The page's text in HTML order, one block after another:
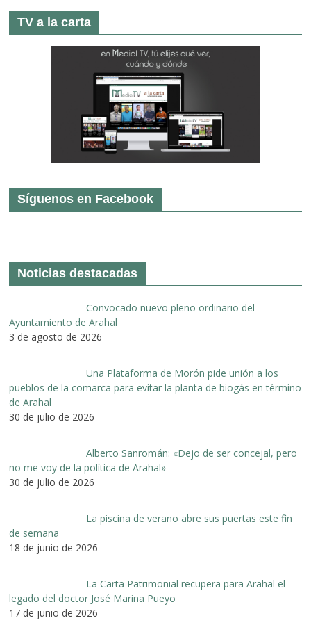
TV a la carta
Síguenos en Facebook
Noticias destacadas
Convocado nuevo pleno ordinario del
Ayuntamiento de Arahal
3 de agosto de 2026
Una Plataforma de Morón pide unión a los
pueblos de la comarca para evitar la planta de biogás en término
de Arahal
30 de julio de 2026
Alberto Sanromán: «Dejo de ser concejal, pero
no me voy de la política de Arahal»
30 de julio de 2026
La piscina de verano abre sus puertas este fin
de semana
18 de junio de 2026
La Carta Patrimonial recupera para Arahal el
legado del doctor José Marina Pueyo
17 de junio de 2026